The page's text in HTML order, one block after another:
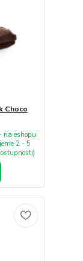
Choco
na eshopu
2 - 5